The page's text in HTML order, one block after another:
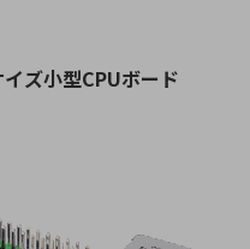
ズ小型CPUボード